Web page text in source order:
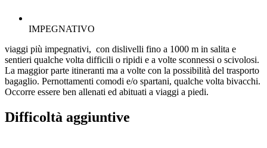
IMPEGNATIVO
viaggi più impegnativi, con dislivelli fino a 1000 m in salita e
sentieri qualche volta difficili o ripidi e a volte sconnessi o scivolosi.
La maggior parte itineranti ma a volte con la possibilità del trasporto
bagaglio. Pernottamenti comodi e/o spartani, qualche volta bivacchi.
Occorre essere ben allenati ed abituati a viaggi a piedi.
Difficoltà aggiuntive